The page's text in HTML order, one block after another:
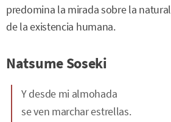
predomina la mirada sobre la
de la existencia humana.
Natsume Soseki
Y desde mi almohada
se ven marchar estrellas.